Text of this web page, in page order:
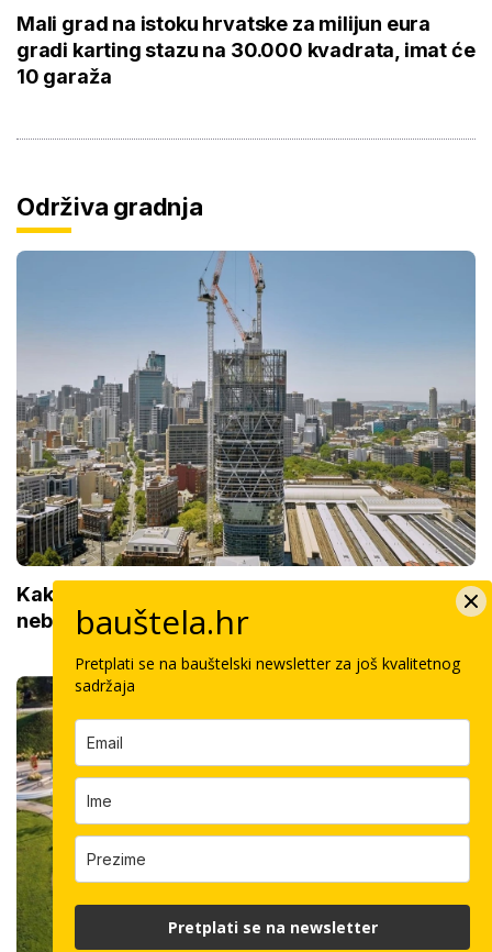
Mali grad na istoku hrvatske za milijun eura
gradi karting stazu na 30.000 kvadrata, imat će
10 garaža
Održiva gradnja
Kakav spoj betona i drva! Najviši hibridni drveni
neboder na svijetu dobio zadnju etažu
bauštela.hr
Pretplati se na bauštelski newsletter za još kvalitetnog
sadržaja
Pretplati se na newsletter